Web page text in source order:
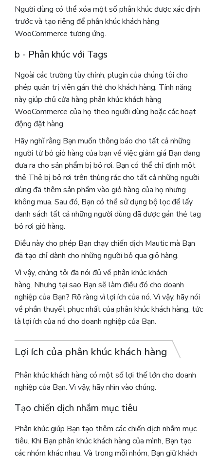
Người dùng có thể xóa một số phân khúc được xác định
trước và tạo riêng để phân khúc khách hàng
WooCommerce tương ứng.
b - Phân khúc với Tags
Ngoài các trường tùy chỉnh, plugin của chúng tôi cho
phép quản trị viên gán thẻ cho khách hàng. Tính năng
này giúp chủ cửa hàng phân khúc khách hàng
WooCommerce của họ theo người dùng hoặc các hoạt
động đặt hàng.
Hãy nghĩ rằng Bạn muốn thông báo cho tất cả những
người từ bỏ giỏ hàng của bạn về việc giảm giá Bạn đang
đưa ra cho sản phẩm bị bỏ rơi. Bạn có thể chỉ định một
thẻ Thẻ bị bỏ rơi trên thùng rác cho tất cả những người
dùng đã thêm sản phẩm vào giỏ hàng của họ nhưng
không mua. Sau đó, Bạn có thể sử dụng bộ lọc để lấy
danh sách tất cả những người dùng đã được gán thẻ tag
bỏ rơi giỏ hàng.
Điều này cho phép Bạn chạy chiến dịch Mautic mà Bạn
đã tạo chỉ dành cho những người bỏ qua giỏ hàng.
Vì vậy, chúng tôi đã nói đủ về phân khúc khách
hàng. Nhưng tại sao Bạn sẽ làm điều đó cho doanh
nghiệp của Bạn? Rõ ràng vì lợi ích của nó. Vì vậy, hãy nói
về phần thuyết phục nhất của phân khúc khách hàng, tức
là lợi ích của nó cho doanh nghiệp của Bạn.
Lợi ích của phân khúc khách hàng
Phân khúc khách hàng có một số lợi thế lớn cho doanh
nghiệp của Bạn.Vì vậy, hãy nhìn vào chúng.
Tạo chiến dịch nhắm mục tiêu
Phân khúc giúp Bạn tạo thêm các chiến dịch nhắm mục
tiêu. Khi Bạn phân khúc khách hàng của mình, Bạn tạo
các nhóm khác nhau. Và trong mỗi nhóm, Bạn giữ khách